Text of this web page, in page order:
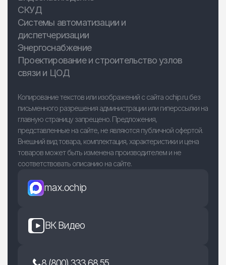
СКУД
Системы автоматизации и
диспетчеризации
Энергоснабжение
Проектирование и строительство узлов
связи и ЦОД
Копирование текстов или изображений с сайта ochip.ru без
письменного разрешения администрации или гиперссылки на
главную страницу запрещено. Предложения,
представленные на сайте, не являются публичной офертой.
Внешний вид товара, комплектация, характеристики и цена
товаров может быть изменена производителем и не
соответствовать описанию на сайте.
max.ochip
ВК Видео